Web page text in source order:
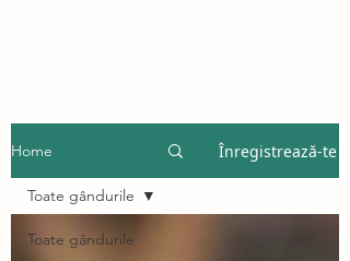
Home Înregistrează-te
Toate gândurile
Toate gândurile